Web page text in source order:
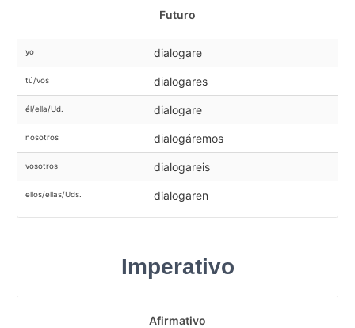
Futuro
yo dialogare
tú/vos dialogares
él/ella/Ud. dialogare
nosotros dialogáremos
vosotros dialogareis
ellos/ellas/Uds. dialogaren
Imperativo
Afirmativo